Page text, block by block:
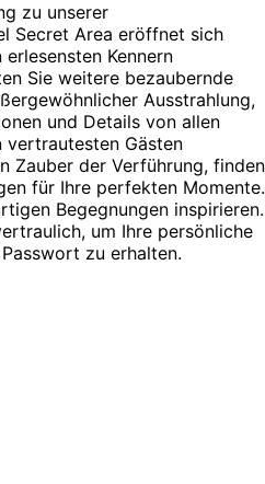
zu unserer
Secret Area eröffnet sich
Kennern
Sie weitere bezaubernde
Ausstrahlung,
und Details von allen
vertrautesten Gästen
Zauber der Verführung, finden
für Ihre perfekten Momente.
Begegnungen inspirieren.
um Ihre persönliche
zu erhalten.